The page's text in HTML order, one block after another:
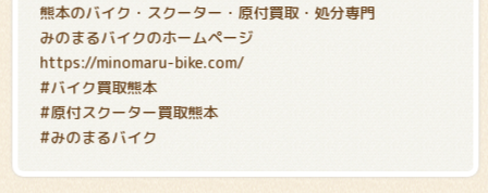
熊本のバイク・スクーター・原付買取・処分専門
みのまるバイクのホームページ
https://minomaru-bike.com/
#バイク買取熊本
#原付スクーター買取熊本
#みのまるバイク